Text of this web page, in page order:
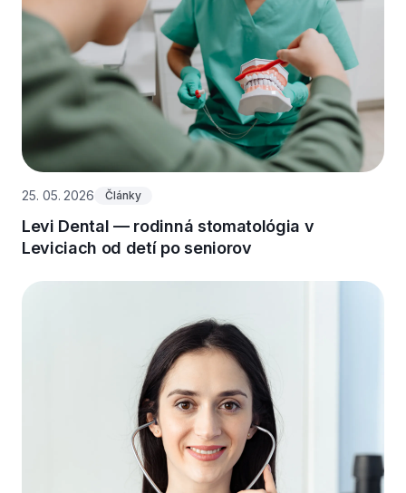
25. 05. 2026 Články
Levi Dental — rodinná stomatológia v
Leviciach od detí po seniorov